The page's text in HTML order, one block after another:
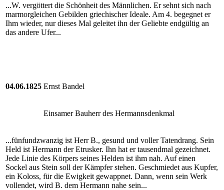
...W. vergöttert die Schönheit des Männlichen. Er sehnt sich nach
marmorgleichen Gebilden griechischer Ideale. Am 4. begegnet er
Ihm wieder, nur dieses Mal geleitet ihn der Geliebte endgültig an
das andere Ufer...
04.06.1825 Ernst Bandel
Einsamer Bauherr des Hermannsdenkmal
...fünfundzwanzig ist Herr B., gesund und voller Tatendrang. Sein
Held ist Hermann der Etrusker. Ihn hat er tausendmal gezeichnet.
Jede Linie des Körpers seines Helden ist ihm nah. Auf einen
Sockel aus Stein soll der Kämpfer stehen. Geschmiedet aus Kupfer,
ein Koloss, für die Ewigkeit gewappnet. Dann, wenn sein Werk
vollendet, wird B. dem Hermann nahe sein...